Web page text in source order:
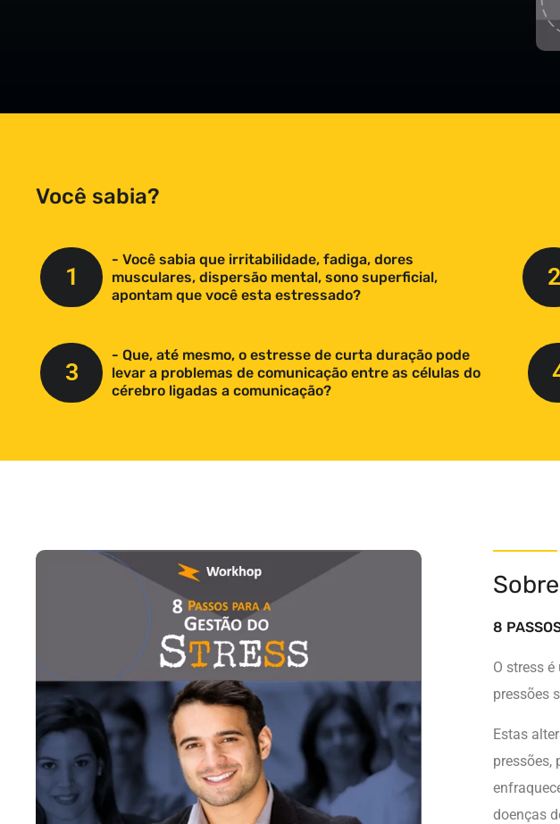
Você sabia?
1
- Você sabia que irritabilidade, fadiga, dores
musculares, dispersão mental, sono superficial,
apontam que você esta estressado?
2
3
- Que, até mesmo, o estresse de curta duração pode
levar a problemas de comunicação entre as células do
cérebro ligadas a comunicação?
Sobre
8
O stress
pressões
Estas
pressões,
doenças